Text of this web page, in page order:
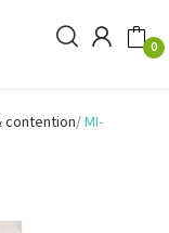
0
contention MI-